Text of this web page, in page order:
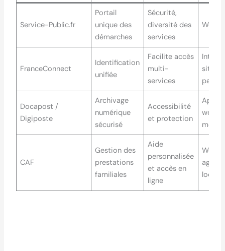
Service-Public.fr
Portail
unique des
démarches
Sécurité,
diversité des
services
Web
FranceConnect
Identification
unifiée
Facilite accès
multi-
services
sites
Docapost /
Digiposte
Archivage
numérique
sécurisé
Accessibilité
et protection
web et
mobile
CAF
Gestion des
prestations
familiales
Aide
personnalisée
et accès en
ligne
Web
locales